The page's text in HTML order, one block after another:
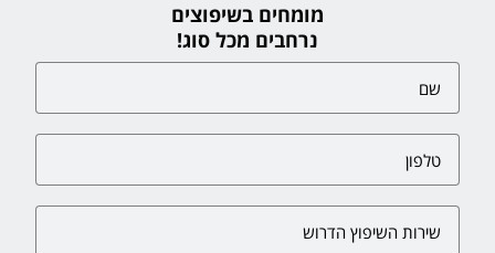
מומחים בשיפוצים
נרחבים מכל סוג!